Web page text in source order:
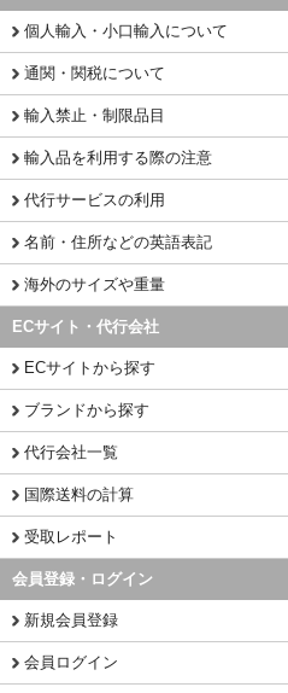
個人輸入・小口輸入について
通関・関税について
輸入禁止・制限品目
輸入品を利用する際の注意
代行サービスの利用
名前・住所などの英語表記
海外のサイズや重量
ECサイト・代行会社
ECサイトから探す
ブランドから探す
代行会社一覧
国際送料の計算
受取レポート
会員登録・ログイン
新規会員登録
会員ログイン